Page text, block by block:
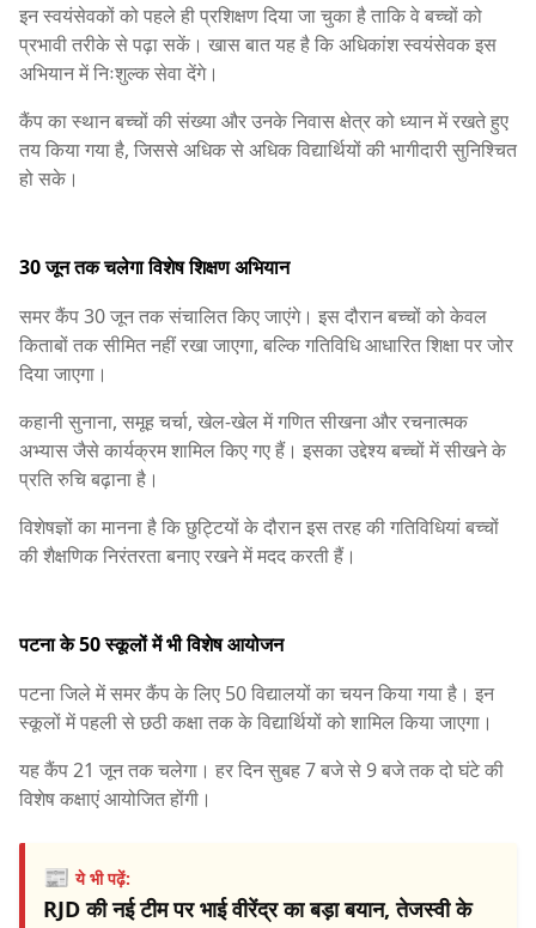
इन स्वयंसेवकों को पहले ही प्रशिक्षण दिया जा चुका है ताकि वे बच्चों को
प्रभावी तरीके से पढ़ा सकें। खास बात यह है कि अधिकांश स्वयंसेवक इस
अभियान में निःशुल्क सेवा देंगे।
कैंप का स्थान बच्चों की संख्या और उनके निवास क्षेत्र को ध्यान में रखते हुए
तय किया गया है, जिससे अधिक से अधिक विद्यार्थियों की भागीदारी सुनिश्चित
हो सके।
30 जून तक चलेगा विशेष शिक्षण अभियान
समर कैंप 30 जून तक संचालित किए जाएंगे। इस दौरान बच्चों को केवल
किताबों तक सीमित नहीं रखा जाएगा, बल्कि गतिविधि आधारित शिक्षा पर जोर
दिया जाएगा।
कहानी सुनाना, समूह चर्चा, खेल-खेल में गणित सीखना और रचनात्मक
अभ्यास जैसे कार्यक्रम शामिल किए गए हैं। इसका उद्देश्य बच्चों में सीखने के
प्रति रुचि बढ़ाना है।
विशेषज्ञों का मानना है कि छुट्टियों के दौरान इस तरह की गतिविधियां बच्चों
की शैक्षणिक निरंतरता बनाए रखने में मदद करती हैं।
पटना के 50 स्कूलों में भी विशेष आयोजन
पटना जिले में समर कैंप के लिए 50 विद्यालयों का चयन किया गया है। इन
स्कूलों में पहली से छठी कक्षा तक के विद्यार्थियों को शामिल किया जाएगा।
यह कैंप 21 जून तक चलेगा। हर दिन सुबह 7 बजे से 9 बजे तक दो घंटे की
विशेष कक्षाएं आयोजित होंगी।
📰ये भी पढ़ें:
RJD की नई टीम पर भाई वीरेंद्र का बड़ा बयान, तेजस्वी के